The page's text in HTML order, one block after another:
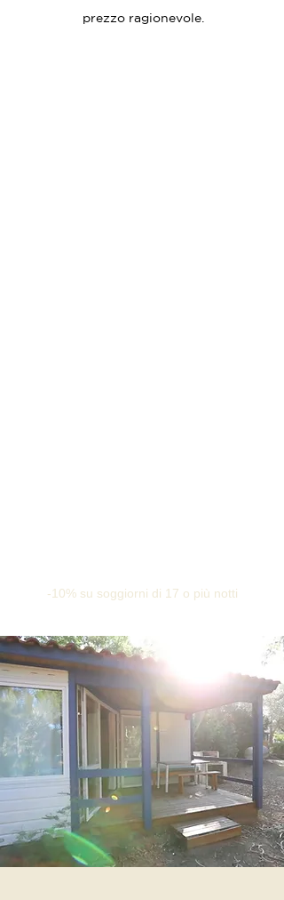
prezzo ragionevole.
-10% su soggiorni di 17 o più notti